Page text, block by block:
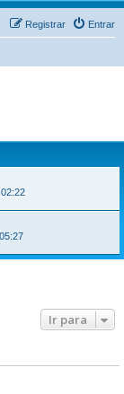
Entrar
Registrar
Ir para